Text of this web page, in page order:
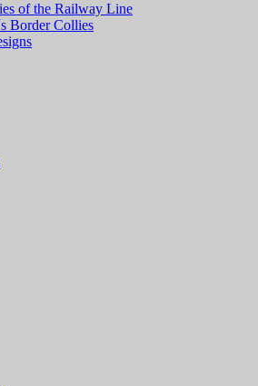
of the Railway Line
Border Collies